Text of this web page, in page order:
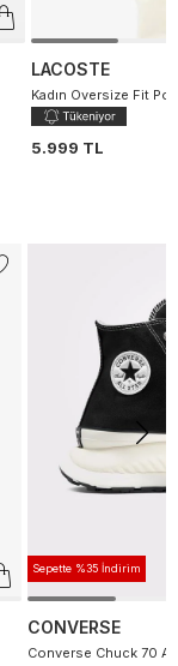
LACOSTE
Kadın Oversize Fit
5.999 TL
Sepette %35 İndirim
CONVERSE
Converse Chuck 70